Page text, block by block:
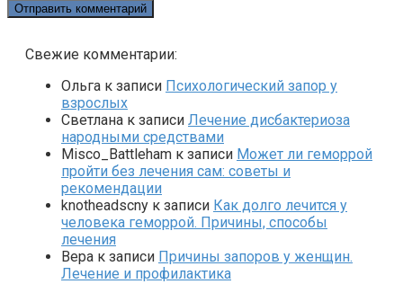
Свежие комментарии:
Ольга к записи Психологический запор у
взрослых
Светлана к записи Лечение дисбактериоза
народными средствами
Misco_Battleham к записи Может ли геморрой
пройти без лечения сам: советы и
рекомендации
knotheadscny к записи Как долго лечится у
человека геморрой. Причины, способы
лечения
Вера к записи Причины запоров у женщин.
Лечение и профилактика